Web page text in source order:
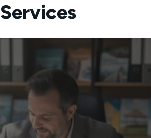
Services